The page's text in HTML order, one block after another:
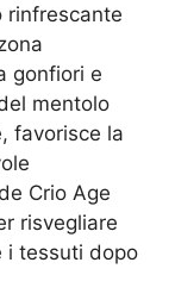
rinfrescante
gonfiori e
mentolo
favorisce la
Crio Age
risvegliare
i tessuti dopo